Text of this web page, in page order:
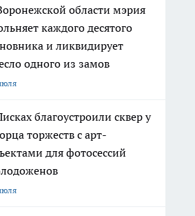
области мэрия
каждого десятого
и ликвидирует
одного из замов
благоустроили сквер у
торжеств с арт-
для фотосессий